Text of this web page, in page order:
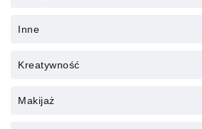
Inne
Kreatywność
Makijaż